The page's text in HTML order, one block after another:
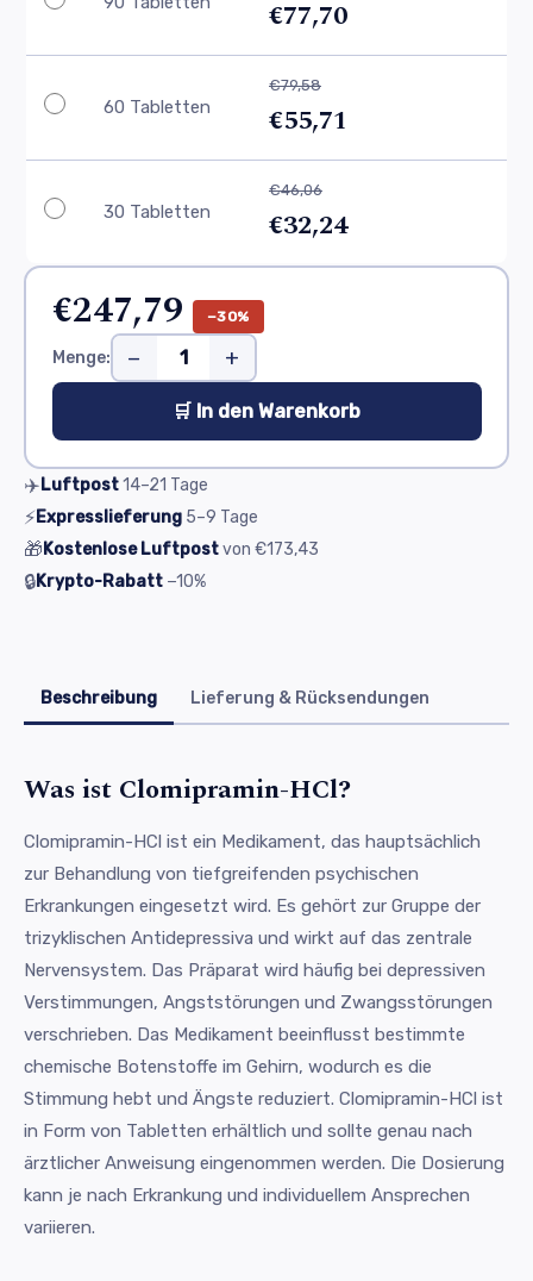
€77,70
60 Tabletten
€79,58
€55,71
30 Tabletten
€46,06
€32,24
€247,79 −30%
Menge: − +
🛒 In den Warenkorb
✈️Luftpost14–21 Tage
⚡Expresslieferung 5–9 Tage
🎁Kostenlose Luftpostvon €173,43
🔒Krypto-Rabatt −10%
Beschreibung Lieferung & Rücksendungen
Was ist Clomipramin-HCl?
Clomipramin-HCl ist ein Medikament, das hauptsächlich
zur Behandlung von tiefgreifenden psychischen
Erkrankungen eingesetzt wird. Es gehört zur Gruppe der
trizyklischen Antidepressiva und wirkt auf das zentrale
Nervensystem. Das Präparat wird häufig bei depressiven
Verstimmungen, Angststörungen und Zwangsstörungen
verschrieben. Das Medikament beeinflusst bestimmte
chemische Botenstoffe im Gehirn, wodurch es die
Stimmung hebt und Ängste reduziert. Clomipramin-HCl ist
in Form von Tabletten erhältlich und sollte genau nach
ärztlicher Anweisung eingenommen werden. Die Dosierung
kann je nach Erkrankung und individuellem Ansprechen
variieren.